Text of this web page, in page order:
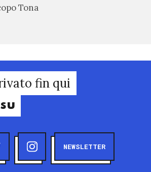
Tona
fin qui
NEWSLETTER